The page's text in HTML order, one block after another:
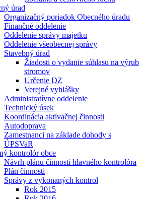
úrad
Organizačný poriadok Obecného úradu
Finančné oddelenie
Oddelenie správy majetku
Oddelenie všeobecnej správy
Stavebný úrad
Žiadosti o vydanie súhlasu na výrub
stromov
Určenie DZ
Verejné vyhlášky
Administratívne oddelenie
Technický úsek
Koordinácia aktivačnej činnosti
Autodoprava
Zamestnanci na základe dohody s
ÚPSVaR
kontrolór obce
Návrh plánu činnosti hlavného kontrolóra
Plán činnosti
Správy z vykonaných kontrol
Rok 2015